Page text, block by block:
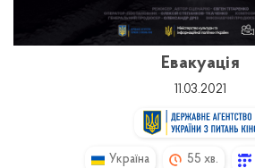
Евакуація
11.03.2021
Україна 55 хв.